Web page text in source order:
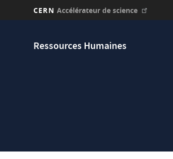
CERN Accélérateur de science
Ressources Humaines